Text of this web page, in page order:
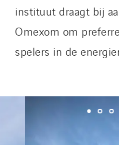
instituut draagt bij
Omexom om
spelers in de
Saga Tertiaire
Santerne Alsace
Santerne Angouleme
Santerne Fluides